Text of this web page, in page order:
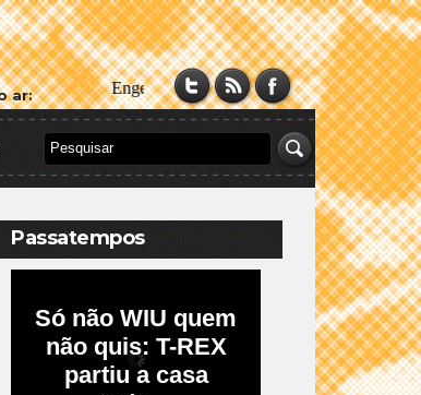
ar:
Passatempos